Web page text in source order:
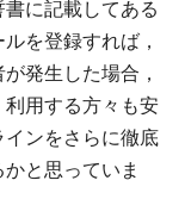
に記載してある
を登録すれば，
発生した場合，
用する方々も安
ンをさらに徹底
と思っていま